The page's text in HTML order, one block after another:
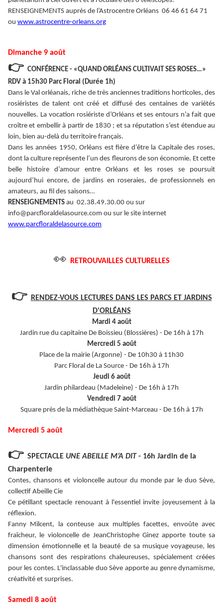
RENSEIGNEMENTS auprès de l’Astrocentre Orléans 06 46 61 64 71
ou www.astrocentre-orleans.org
Dimanche 9 août
👉 CONFÉRENCE - «QUAND ORLÉANS CULTIVAIT SES ROSES…»
RDV à 15h30 Parc Floral (Durée 1h)
Dans le Val orléanais, riche de très anciennes traditions horticoles, des
rosiéristes de talent ont créé et diffusé des centaines de variétés
nouvelles. La vocation rosiériste d’Orléans et ses entours n’a fait que
croître et embellir à partir de 1830 ; et sa réputation s’est étendue au
loin, bien au-delà du territoire français.
Dans les années 1950, Orléans est fière d’être la Capitale des roses,
dont la culture représente l’un des fleurons de son économie. Et cette
belle histoire d’amour entre Orléans et les roses se poursuit
aujourd’hui encore, de jardins en roseraies, de professionnels en
amateurs, au fil des saisons…
RENSEIGNEMENTS au 02.38.49.30.00 ou sur
info@parcfloraldelasource.com ou sur le site internet
www.parcfloraldelasource.com
👀 RETROUVAILLES CULTURELLES
👉
RENDEZ-VOUS LECTURES DANS LES PARCS ET JARDINS
D'ORLÉANS
Mardi 4 août
Jardin rue du capitaine De Boissieu (Blossières) - De 16h à 17h
Mercredi 5 août
Place de la mairie (Argonne) - De 10h30 à 11h30
Parc Floral de La Source - De 16h à 17h
Jeudi 6 août
Jardin philardeau (Madeleine) - De 16h à 17h
Vendredi 7 août
Square près de la médiathèque Saint-Marceau - De 16h à 17h
Mercredi 5 août
👉 SPECTACLE UNE ABEILLE M’A DIT - 16h Jardin de la
Charpenterie
Contes, chansons et violoncelle autour du monde par le duo Sève,
collectif Abeille Cie
Ce pétillant spectacle renouant à l'essentiel invite joyeusement à la
réflexion.
Fanny Milcent, la conteuse aux multiples facettes, envoûte avec
fraîcheur, le violoncelle de JeanChristophe Ginez apporte toute sa
dimension émotionnelle et la beauté de sa musique voyageuse, les
chansons sont des respirations chaleureuses, spécialement créées
pour les contes. L'inclassable duo Sève apporte au genre dynamisme,
créativité et surprises.
Samedi 8 août